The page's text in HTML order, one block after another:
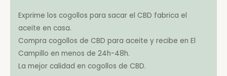
Exprime los cogollos para sacar el CBD fabrica el
aceite en casa.
Compra cogollos de CBD para aceite y recibe en El
Campillo en menos de 24h-48h.
La mejor calidad en cogollos de CBD.